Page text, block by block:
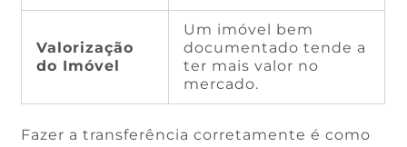
Valorização
do Imóvel
Um imóvel bem
documentado tende a
ter mais valor no
mercado.
Fazer a transferência corretamente é como